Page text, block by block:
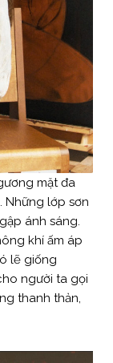
mặt đa
Những lớp sơn
ánh sáng.
khí ấm áp
lẽ giống
người ta gọi
thanh thản,